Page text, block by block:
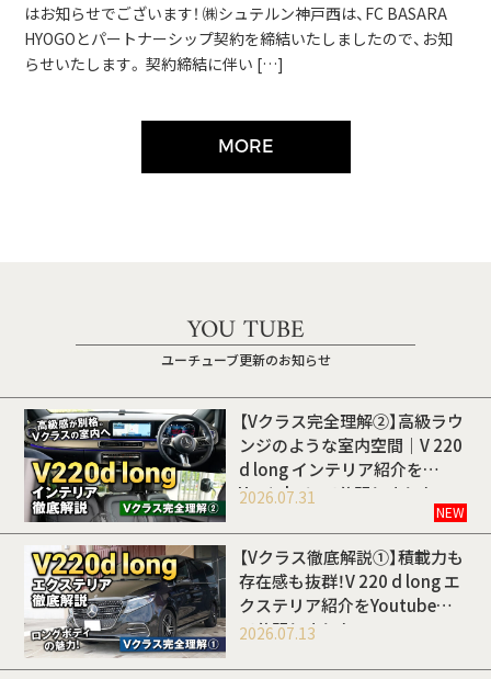
はお知らせでございます！ ㈱シュテルン神戸西は、FC BASARA
HYOGOとパートナーシップ契約を締結いたしましたので、お知
らせいたします。 契約締結に伴い […]
MORE
YOU TUBE
ユーチューブ更新のお知らせ
【Vクラス完全理解②】高級ラウ
ンジのような室内空間｜V 220
d long インテリア紹介を
Youtubeにて公開しました
2026.07.31
NEW
【Vクラス徹底解説①】積載力も
存在感も抜群！V 220 d long エ
クステリア紹介をYoutubeに
て公開しました
2026.07.13